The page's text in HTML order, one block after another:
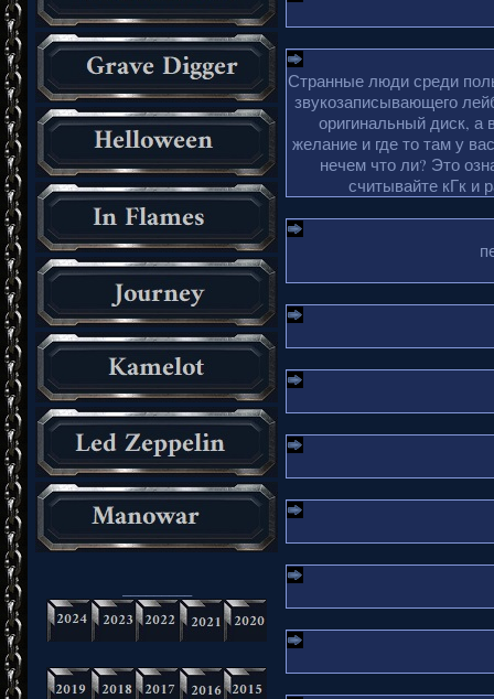
Странные люди среди
звукозаписывающего
оригинальный диск, а
желание и где то там у
нечем что ли? Это
считывайте кГк и